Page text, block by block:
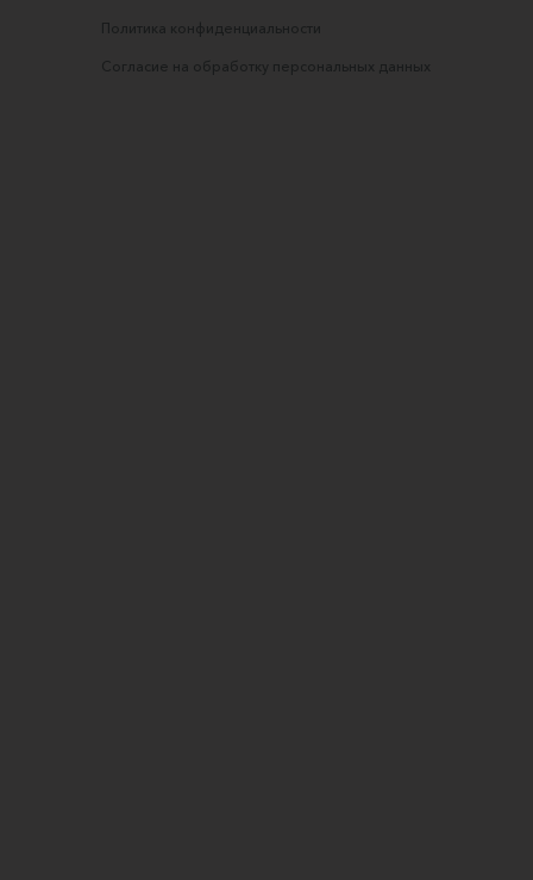
Политика конфиденциальности
Согласие на обработку персональных данных